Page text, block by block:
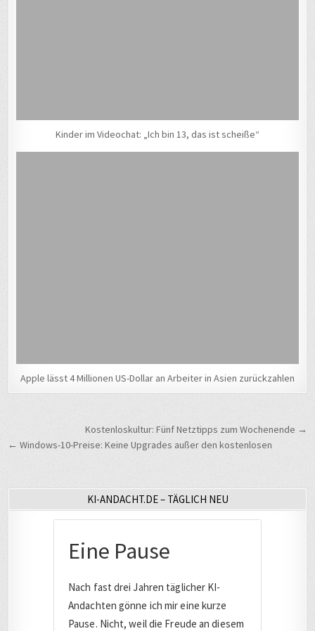
Kinder im Videochat: „Ich bin 13, das ist scheiße“
Apple lässt 4 Millionen US-Dollar an Arbeiter in Asien zurückzahlen
Beitragsnavigation
Kostenloskultur: Fünf Netztipps zum Wochenende →
← Windows-10-Preise: Keine Upgrades außer den kostenlosen
KI-ANDACHT.DE – TÄGLICH NEU